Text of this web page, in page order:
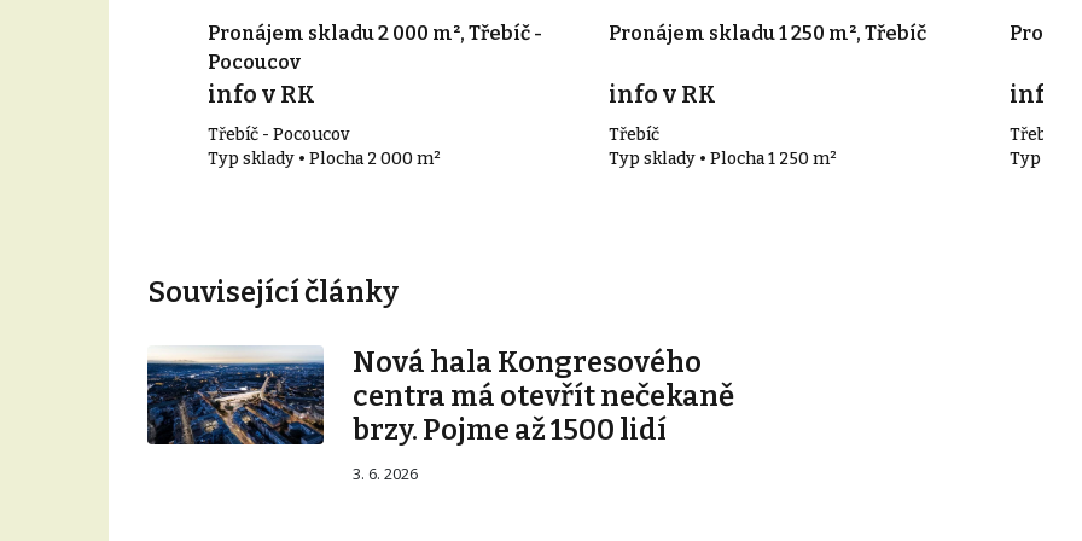
m², Třebíč
Pronájem skladu 2 000 m², Třebíč -
Pocoucov
info v RK
Třebíč - Pocoucov
Typ sklady • Plocha 2 000 m²
Pronájem skladu 1 250 m², Třebíč
info v RK
Třebíč
Typ sklady • Plocha 1 250 m²
info v
Třebíč
Typ
Související články
Nová hala Kongresového
centra má otevřít nečekaně
brzy. Pojme až 1500 lidí
3. 6. 2026